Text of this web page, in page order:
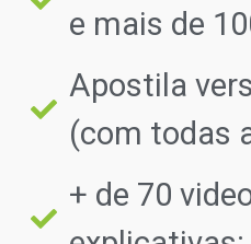
e mais de
Apostila
(com todas
+ de 70